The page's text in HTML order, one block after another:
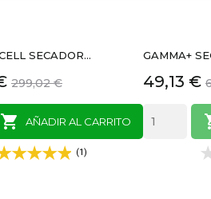
SECADOR...
Precio
base
299,02 €
 AÑADIR AL CARRITO
(1)
GAMMA+
Precio
49,13 €